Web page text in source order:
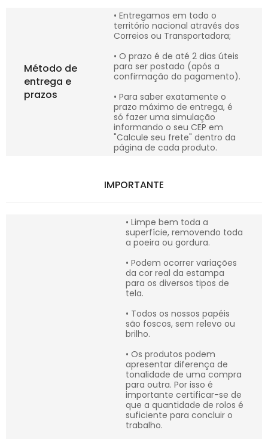
Método de
entrega e
prazos
• Entregamos em todo o
território nacional através dos
Correios ou Transportadora;
• O prazo é de até 2 dias úteis
para ser postado (após a
confirmação do pagamento).
• Para saber exatamente o
prazo máximo de entrega, é
só fazer uma simulação
informando o seu CEP em
"Calcule seu frete" dentro da
página de cada produto.
IMPORTANTE
• Limpe bem toda a
superfície, removendo toda
a poeira ou gordura.
• Podem ocorrer variações
da cor real da estampa
para os diversos tipos de
tela.
• Todos os nossos papéis
são foscos, sem relevo ou
brilho.
• Os produtos podem
apresentar diferença de
tonalidade de uma compra
para outra. Por isso é
importante certificar-se de
que a quantidade de rolos é
suficiente para concluir o
trabalho.